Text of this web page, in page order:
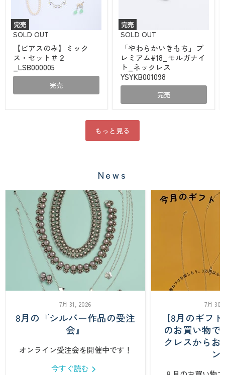
完売
【ピ
の
み】
ミ
ス・
SOLD OUT
【ピアスのみ】ミック
ス・セット＃２
_LSB000005
完売
完売
「や
か
い
き
も
ち」
レ
ア
ム
イ
_
ネ
ッ
ク
レ
ス
YSYKB001098
SOLD OUT
「やわらかいきもち」プ
レミアム#18_モルガナイ
ト_ネックレス
YSYKB001098
完売
もっと見る
News
7月 31, 2026
8月の『シルバー作品の受注
会』
オンライン受注会を開催中です！
今すぐ読む
7月 30,
【8月のギフ
のお買い物
クレスから
ン